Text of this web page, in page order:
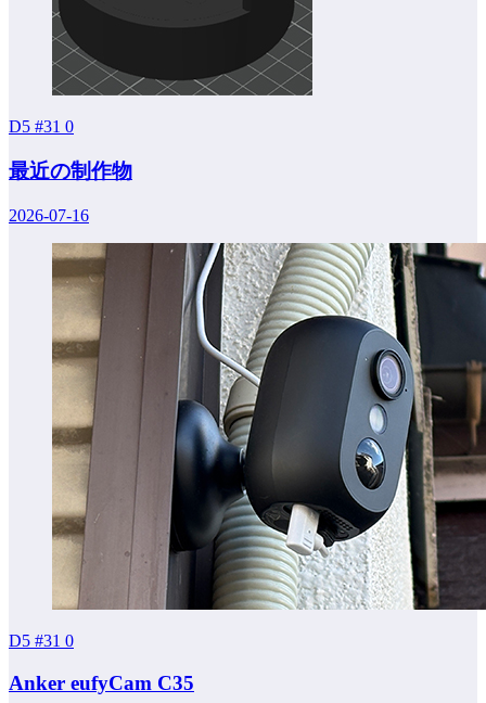
D5 #31 0
最近の制作物
2026-07-16
D5 #31 0
Anker eufyCam C35